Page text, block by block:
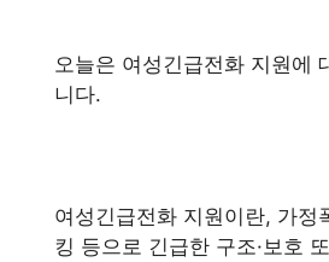
오늘은 여성긴급전화 지원에
니다.
여성긴급전화 지원이란, 가정
킹 등으로 긴급한 구조·보호